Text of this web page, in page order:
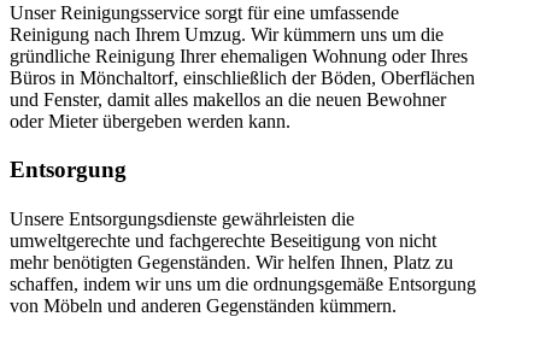
Unser Reinigungsservice sorgt für eine umfassende
Reinigung nach Ihrem Umzug. Wir kümmern uns um die
gründliche Reinigung Ihrer ehemaligen Wohnung oder Ihres
Büros in Mönchaltorf, einschließlich der Böden, Oberflächen
und Fenster, damit alles makellos an die neuen Bewohner
oder Mieter übergeben werden kann.
Entsorgung
Unsere Entsorgungsdienste gewährleisten die
umweltgerechte und fachgerechte Beseitigung von nicht
mehr benötigten Gegenständen. Wir helfen Ihnen, Platz zu
schaffen, indem wir uns um die ordnungsgemäße Entsorgung
von Möbeln und anderen Gegenständen kümmern.